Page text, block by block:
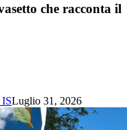
che racconta il
Luglio 31, 2026